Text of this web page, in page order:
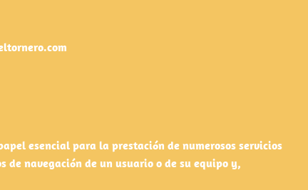
esencial para la prestación de numerosos servicios
navegación de un usuario o de su equipo y,